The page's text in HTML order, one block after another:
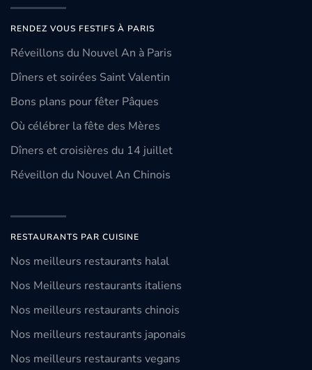
RENDEZ VOUS FESTIFS À PARIS
Réveillons du Nouvel An à Paris
Dîners et soirées Saint Valentin
Bons plans pour fêter Pâques
Où célébrer la fête des Mères
Dîners et croisières du 14 juillet
Réveillon du Nouvel An Chinois
RESTAURANTS PAR CUISINE
Nos meilleurs restaurants halal
Nos Meilleurs restaurants italiens
Nos meilleurs restaurants chinois
Nos meilleurs restaurants japonais
Nos meilleurs restaurants vegans